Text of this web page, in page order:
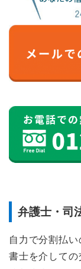
弁護士・司
自力で分割払
書士を介しての